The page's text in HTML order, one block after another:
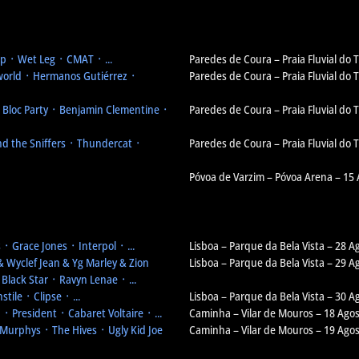
᛫ Wet Leg ᛫ CMAT ᛫ ...
Paredes de Coura – Praia Fluvial do
᛫ Hermanos Gutiérrez ᛫
Paredes de Coura – Praia Fluvial do
Party ᛫ Benjamin Clementine ᛫ Paredes de Coura – Praia Fluvial do
the Sniffers ᛫ Thundercat ᛫ Paredes de Coura – Praia Fluvial do
Póvoa de Varzim – Póvoa Arena – 15
Grace Jones ᛫ Interpol ᛫ ...
Lisboa – Parque da Bela Vista – 28
Jean & Yg Marley & Zion
Star ᛫ Ravyn Lenae ᛫ ...
Lisboa – Parque da Bela Vista – 29
᛫ Clipse ᛫ ...
Lisboa – Parque da Bela Vista – 30
President ᛫ Cabaret Voltaire ᛫ ...
Caminha – Vilar de Mouros – 18
᛫ The Hives ᛫ Ugly Kid Joe
Caminha – Vilar de Mouros – 19